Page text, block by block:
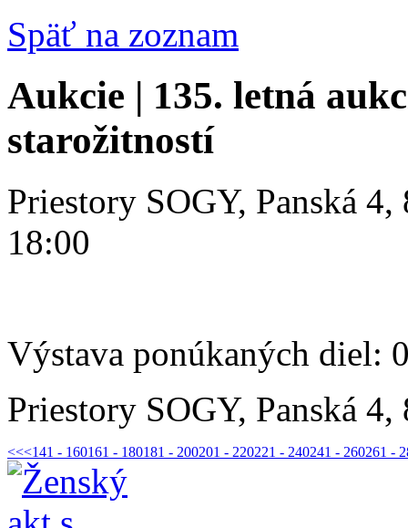
Späť na zoznam
Aukcie | 135. letná
starožitností
Priestory SOGY, Panská
18:00
Výstava ponúkaných diel:
Priestory SOGY, Panská
<<<141 - 160161 - 180181 - 200201 - 220221 - 240241 - 260261 -